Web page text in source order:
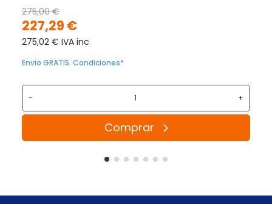
227,29 €
275,00 €
275,02 € IVA inc
Envío GRATIS. Condiciones*
- +
Comprar